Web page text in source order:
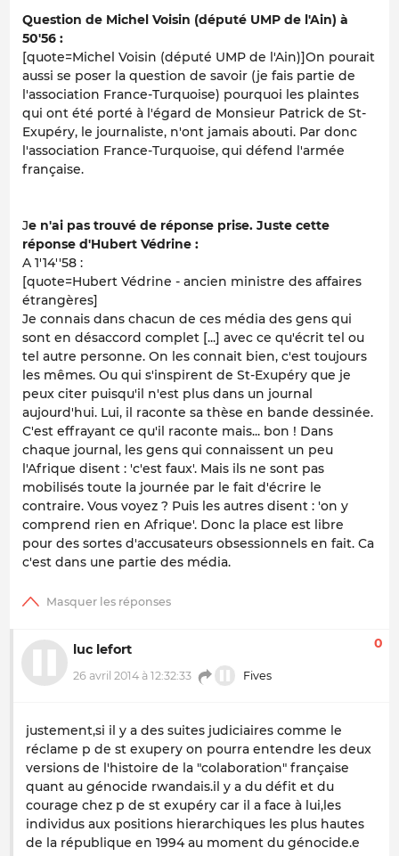
Question de Michel Voisin (député UMP de l'Ain) à
50'56 :
[quote=Michel Voisin (député UMP de l'Ain)]On pourait
aussi se poser la question de savoir (je fais partie de
l'association France-Turquoise) pourquoi les plaintes
qui ont été porté à l'égard de Monsieur Patrick de St-
Exupéry, le journaliste, n'ont jamais abouti. Par donc
l'association France-Turquoise, qui défend l'armée
française.
Je n'ai pas trouvé de réponse prise. Juste cette
réponse d'Hubert Védrine :
A 1'14''58 :
[quote=Hubert Védrine - ancien ministre des affaires
étrangères]
Je connais dans chacun de ces média des gens qui
sont en désaccord complet [...] avec ce qu'écrit tel ou
tel autre personne. On les connait bien, c'est toujours
les mêmes. Ou qui s'inspirent de St-Exupéry que je
peux citer puisqu'il n'est plus dans un journal
aujourd'hui. Lui, il raconte sa thèse en bande dessinée.
C'est effrayant ce qu'il raconte mais... bon ! Dans
chaque journal, les gens qui connaissent un peu
l'Afrique disent : 'c'est faux'. Mais ils ne sont pas
mobilisés toute la journée par le fait d'écrire le
contraire. Vous voyez ? Puis les autres disent : 'on y
comprend rien en Afrique'. Donc la place est libre
pour des sortes d'accusateurs obsessionnels en fait. Ca
c'est dans une partie des média.
luc lefort
26 avril 2014 à 12:32:33 Fives
0
justement,si il y a des suites judiciaires comme le
réclame p de st exupery on pourra entendre les deux
versions de l'histoire de la "colaboration" française
quant au génocide rwandais.il y a du défit et du
courage chez p de st exupéry car il a face à lui,les
individus aux positions hierarchiques les plus hautes
de la république en 1994 au moment du génocide.e